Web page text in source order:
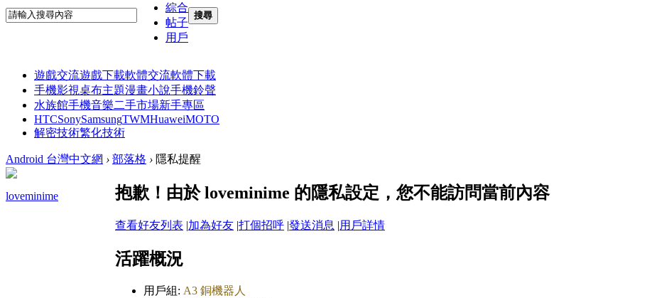
綜合
帖子
用戶
搜尋
遊戲交流遊戲下載軟體交流軟體下載
手機影視桌布主題漫畫小說手機鈴聲
水族館手機音樂二手市場新手專區
HTCSonySamsungTWMHuaweiMOTO
解密技術繁化技術
Android 台灣中文網 › 部落格 › 隱私提醒
loveminime 抱歉！由於 loveminime 的隱私設定，您不能訪問當前內容
查看好友列表 |加為好友 |打個招呼 |發送消息 |用戶詳情
活躍概況
用戶組: A3 銅機器人